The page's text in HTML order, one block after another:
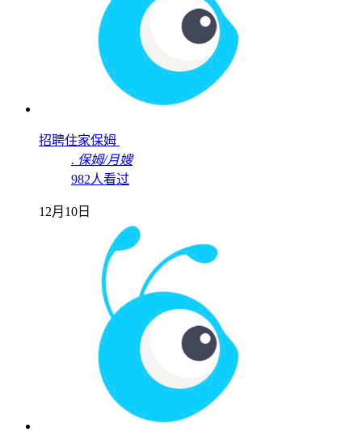
招聘住家保姆
. 保姆/月嫂
982人看过
12月10日